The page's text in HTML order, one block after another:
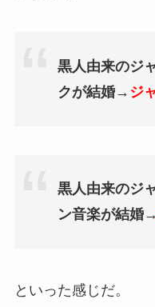
黒人由来のジ
クが結婚→ ジ
黒人由来のジ
ン音楽が結婚→
といった感じだ。